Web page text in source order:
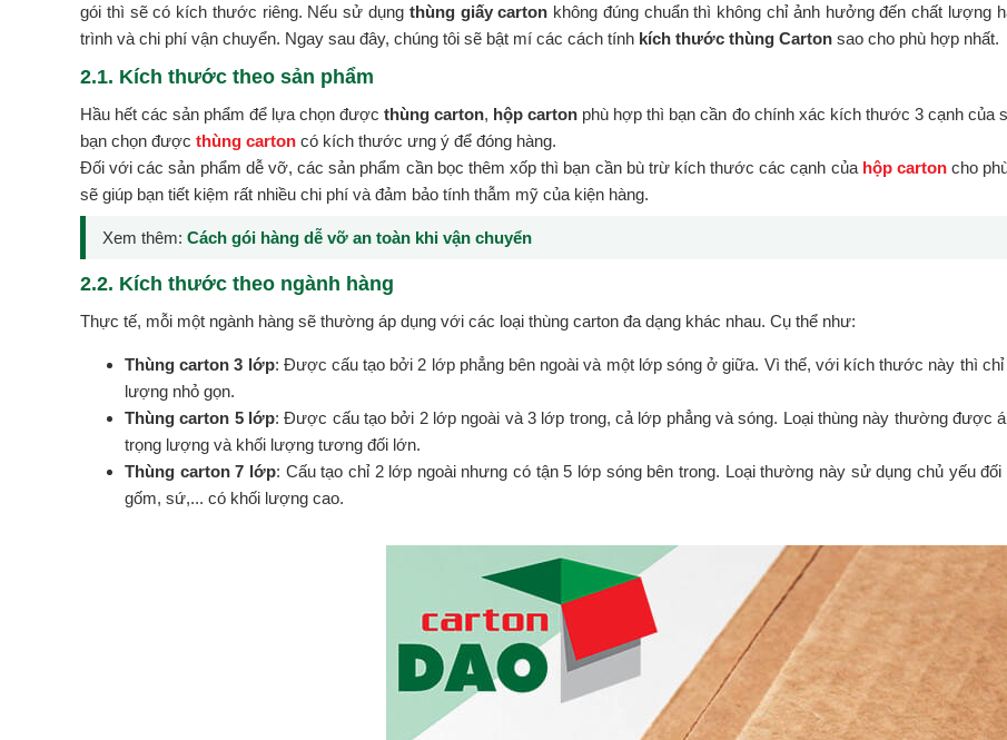
gói thì sẽ có kích thước riêng. Nếu sử dụng thùng giấy carton không đúng chuẩn thì không chỉ ảnh hưởng đến chất lượng
trình và chi phí vận chuyển. Ngay sau đây, chúng tôi sẽ bật mí các cách tính kích thước thùng Carton sao cho phù hợp nhất.
2.1. Kích thước theo sản phẩm
Hầu hết các sản phẩm để lựa chọn đượcthùng carton, hộp carton phù hợp thì bạn cần đo chính xác kích thước 3 cạnh của
bạn chọn được thùng carton có kích thước ưng ý để đóng hàng.
Đối với các sản phẩm dễ vỡ, các sản phẩm cần bọc thêm xốp thì bạn cần bù trừ kích thước các cạnh của hộp cartoncho
sẽ giúp bạn tiết kiệm rất nhiều chi phí và đảm bảo tính thẫm mỹ của kiện hàng.
Xem thêm: Cách gói hàng dễ vỡ an toàn khi vận chuyển
2.2. Kích thước theo ngành hàng
Thực tế, mỗi một ngành hàng sẽ thường áp dụng với các loại thùng carton đa dạng khác nhau. Cụ thể như:
Thùng carton 3 lớp: Được cấu tạo bởi 2 lớp phẳng bên ngoài và một lớp sóng ở giữa. Vì thế, với kích thước này thì
lượng nhỏ gọn.
Thùng carton 5 lớp: Được cấu tạo bởi 2 lớp ngoài và 3 lớp trong, cả lớp phẳng và sóng. Loại thùng này thường được
trọng lượng và khối lượng tương đối lớn.
Thùng carton 7 lớp: Cấu tạo chỉ 2 lớp ngoài nhưng có tận 5 lớp sóng bên trong. Loại thường này sử dụng chủ yếu
gốm, sứ,... có khối lượng cao.